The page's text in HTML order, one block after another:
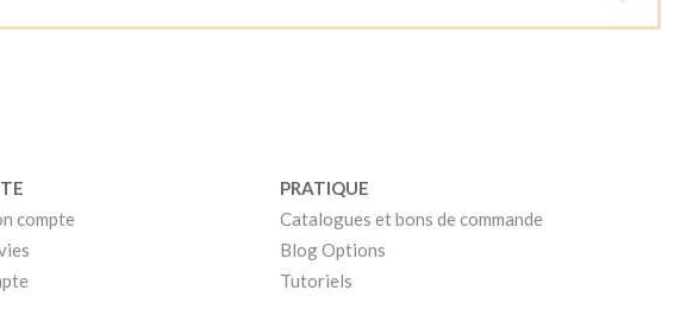
compte
PRATIQUE
Catalogues et bons de commande
Blog Options
Tutoriels